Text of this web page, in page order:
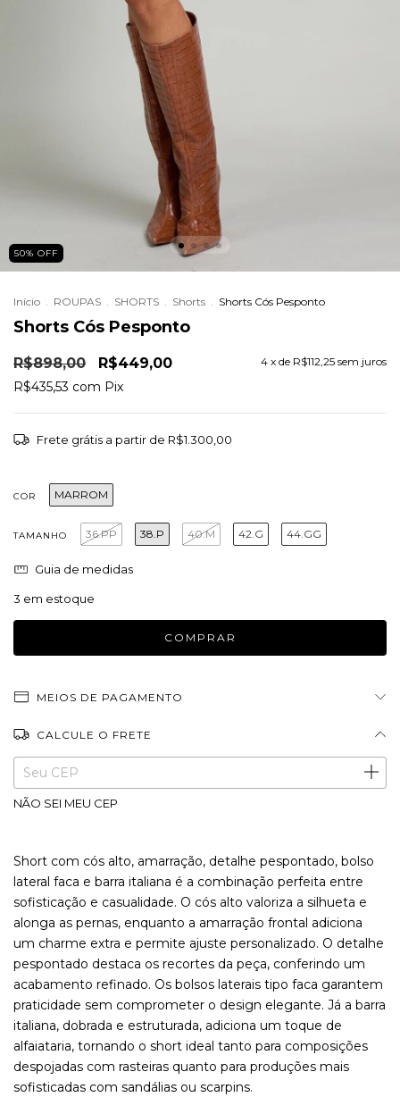
50% OFF
Início . ROUPAS . SHORTS . Shorts . Shorts Cós Pesponto
Shorts Cós Pesponto
R$898,00 R$449,00 4 x de R$112,25 sem juros
R$435,53 com Pix
Frete grátis a partir de R$1.300,00
COR MARROM
TAMANHO 36.PP 38.P 40.M 42.G 44.GG
Guia de medidas
3 em estoque
MEIOS DE PAGAMENTO
CALCULE O FRETE
Entregas para o CEP: ALTERAR CEP
NÃO SEI MEU CEP
Short com cós alto, amarração, detalhe pespontado, bolso
lateral faca e barra italiana é a combinação perfeita entre
sofisticação e casualidade. O cós alto valoriza a silhueta e
alonga as pernas, enquanto a amarração frontal adiciona
um charme extra e permite ajuste personalizado. O detalhe
pespontado destaca os recortes da peça, conferindo um
acabamento refinado. Os bolsos laterais tipo faca garantem
praticidade sem comprometer o design elegante. Já a barra
italiana, dobrada e estruturada, adiciona um toque de
alfaiataria, tornando o short ideal tanto para composições
despojadas com rasteiras quanto para produções mais
sofisticadas com sandálias ou scarpins.